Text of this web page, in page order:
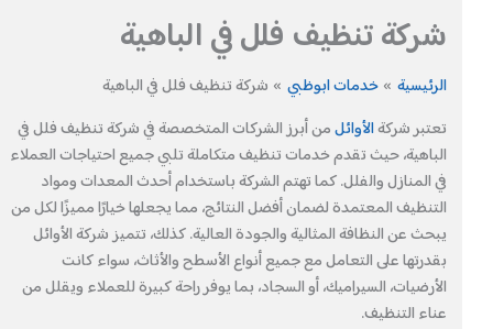
شركة تنظيف فلل في الباهية
الرئيسية خدمات ابوظبي
شركة تنظيف فلل في الباهية
تعتبر شركةالأوائلمن أبرز الشركات المتخصصة في شركة تنظيف فلل في
الباهية، حيث تقدم خدمات تنظيف متكاملة تلبي جميع احتياجات العملاء
في المنازل والفلل. كما تهتم الشركة باستخدام أحدث المعدات ومواد
التنظيف المعتمدة لضمان أفضل النتائج، مما يجعلها خيارًا مميزًا لكل من
يبحث عن النظافة المثالية والجودة العالية. كذلك، تتميز شركة الأوائل
بقدرتها على التعامل مع جميع أنواع الأسطح والأثاث، سواء كانت
الأرضيات، السيراميك، أو السجاد، بما يوفر راحة كبيرة للعملاء ويقلل من
عناء التنظيف.